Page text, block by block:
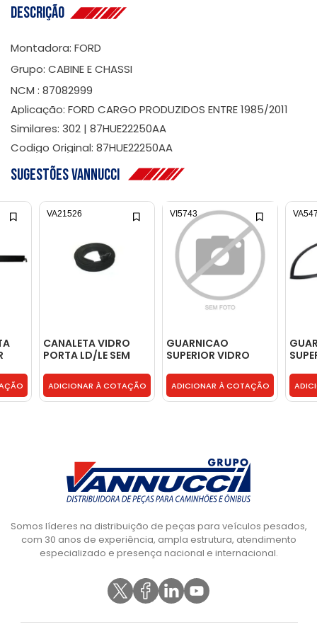
Descrição
Montadora: FORD
Grupo: CABINE E CHASSI
NCM : 87082999
Aplicação: FORD CARGO PRODUZIDOS ENTRE 1985/2011
Similares: 302 | 87HUE22250AA
Codigo Original: 87HUE22250AA
Sugestões Vannucci
CANALETA VIDRO
PORTA LD/LE SEM
6889877155
ADICIONAR À COTAÇÃO
VA21526
GUARNICAO
SUPERIOR VIDRO
ADICIONAR À COTAÇÃO
VI5743
Somos líderes na distribuição de peças para veículos pesados,
com 30 anos de experiência, ampla estrutura, atendimento
especializado e presença nacional e internacional.